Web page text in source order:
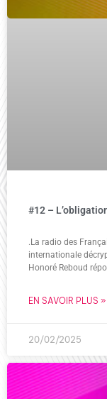
#12 –
.La radio des
internationale
Honoré Reboud
EN SAVOIR PLUS »
20/02/2025